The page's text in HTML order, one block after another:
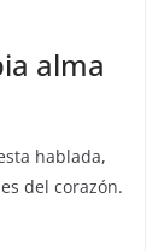
alma
hablada,
del corazón.